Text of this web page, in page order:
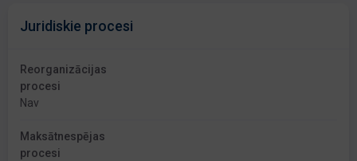
Juridiskie procesi
Reorganizācijas
procesi
Nav
Maksātnespējas
procesi